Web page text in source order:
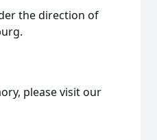
the direction of
please visit our